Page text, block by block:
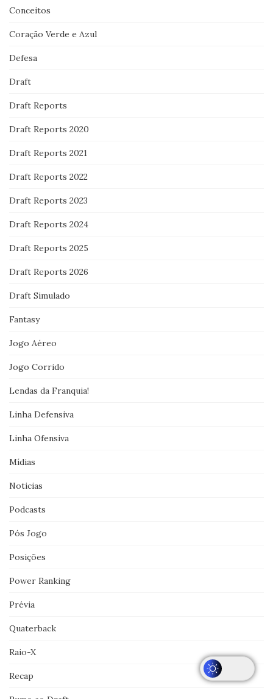
Conceitos
Coração Verde e Azul
Defesa
Draft
Draft Reports
Draft Reports 2020
Draft Reports 2021
Draft Reports 2022
Draft Reports 2023
Draft Reports 2024
Draft Reports 2025
Draft Reports 2026
Draft Simulado
Fantasy
Jogo Aéreo
Jogo Corrido
Lendas da Franquia!
Linha Defensiva
Linha Ofensiva
Mídias
Noticias
Podcasts
Pós Jogo
Posições
Power Ranking
Prévia
Quaterback
Raio-X
Recap